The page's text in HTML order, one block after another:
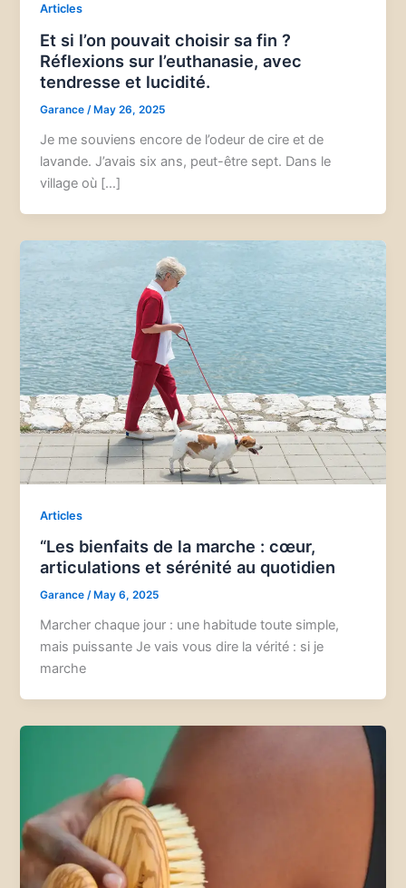
Articles
Et si l’on pouvait choisir sa fin ?
Réflexions sur l’euthanasie, avec
tendresse et lucidité.
Garance/ May 26, 2025
Je me souviens encore de l’odeur de cire et de
lavande. J’avais six ans, peut-être sept. Dans le
village où […]
Articles
“Les bienfaits de la marche : cœur,
articulations et sérénité au quotidien
Garance/ May 6, 2025
Marcher chaque jour : une habitude toute simple,
mais puissante Je vais vous dire la vérité : si je
marche